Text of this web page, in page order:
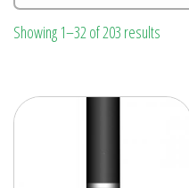
Showing 1–32 of 203 results